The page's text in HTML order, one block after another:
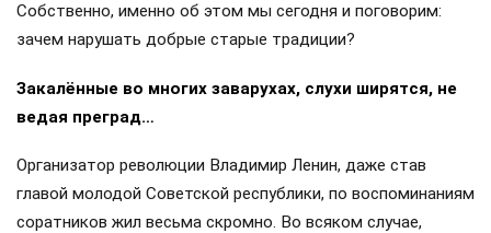
Собственно, именно об этом мы сегодня и поговорим:
зачем нарушать добрые старые традиции?
Закалённые во многих заварухах, слухи ширятся, не
ведая преград…
Организатор революции Владимир Ленин, даже став
главой молодой Советской республики, по воспоминаниям
соратников жил весьма скромно. Во всяком случае,